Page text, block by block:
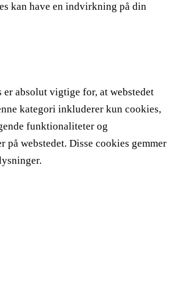
kan have en indvirkning på din
absolut vigtige for, at webstedet
kategori inkluderer kun cookies,
funktionaliteter og
på webstedet. Disse cookies gemmer